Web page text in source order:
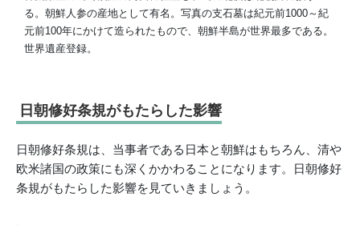
る。朝鮮人参の産地として有名。写真の支石墓は紀元前1000～紀
元前100年にかけて造られたもので、朝鮮半島が世界最多である。
世界遺産登録。
日朝修好条規がもたらした影響
日朝修好条規は、当事者である日本と朝鮮はもちろん、清や
欧米諸国の政策にも深くかかわることになります。日朝修好
条規がもたらした影響を見ていきましょう。